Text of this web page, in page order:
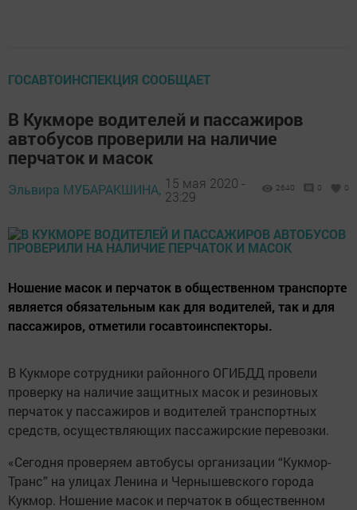
ГОСАВТОИНСПЕКЦИЯ СООБЩАЕТ
В Кукморе водителей и пассажиров
автобусов проверили на наличие
перчаток и масок
Эльвира МУБАРАКШИНА, 15 мая 2020 -
23:29
2640 0 0
Ношение масок и перчаток в общественном транспорте
является обязательным как для водителей, так и для
пассажиров, отметили госавтоинспекторы.
В Кукморе сотрудники районного ОГИБДД провели
проверку на наличие защитных масок и резиновых
перчаток у пассажиров и водителей транспортных
средств, осуществляющих пассажирские перевозки.
«Сегодня проверяем автобусы организации “Кукмор-
Транс” на улицах Ленина и Чернышевского города
Кукмор. Ношение масок и перчаток в общественном